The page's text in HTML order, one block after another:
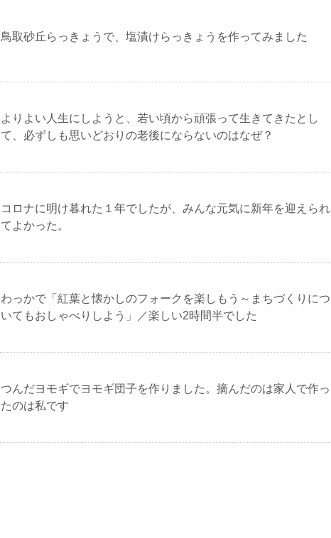
鳥取砂丘らっきょうで、塩漬けらっきょうを作ってみました
よりよい人生にしようと、若い頃から頑張って生きてきたとし
て、必ずしも思いどおりの老後にならないのはなぜ？
コロナに明け暮れた１年でしたが、みんな元気に新年を迎えられ
てよかった。
わっかで「紅葉と懐かしのフォークを楽しもう～まちづくりにつ
いてもおしゃべりしよう」／楽しい2時間半でした
つんだヨモギでヨモギ団子を作りました。摘んだのは家人で作っ
たのは私です